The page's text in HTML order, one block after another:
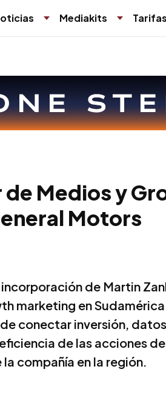
Mediakits
Medios y
Motors
de Martin
marketing en
conectar inversión,
de las acciones
compañía en la región.